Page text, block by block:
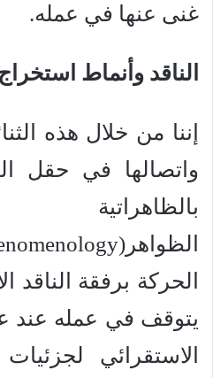
غنى عنها في عمله.
الناقد وأنماط
إننا من خلال هذه
واتصالها في حقل
الحركة برفقة الناقد
يتوقف في عمله عند
الاستقرائي